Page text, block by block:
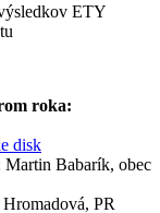
ETY
roka:
disk
Martin Babarík, obec
PR